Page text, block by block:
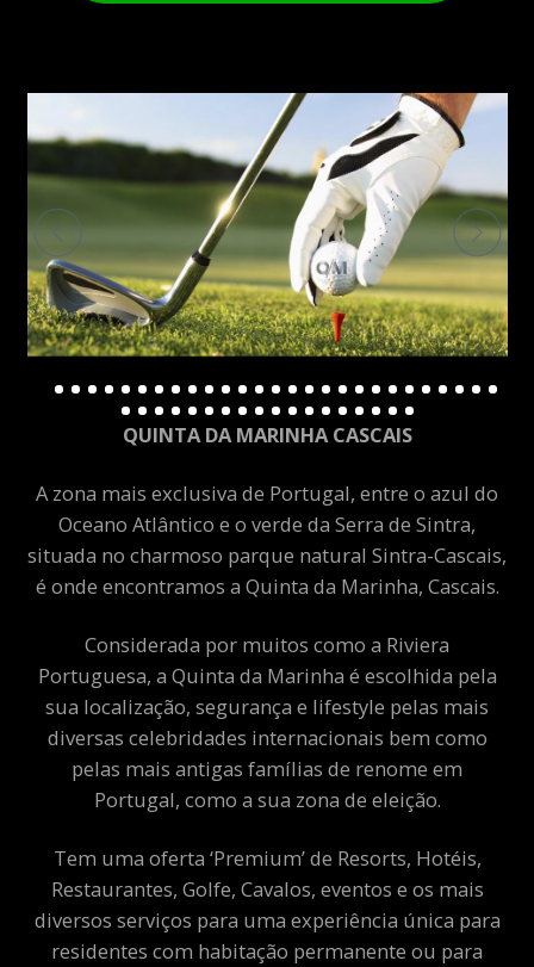
QUINTA DA MARINHA CASCAIS
A zona mais exclusiva de Portugal, entre o azul do
Oceano Atlântico e o verde da Serra de Sintra,
situada no charmoso parque natural Sintra-Cascais,
é onde encontramos a Quinta da Marinha, Cascais.
Considerada por muitos como a Riviera
Portuguesa, a Quinta da Marinha é escolhida pela
sua localização, segurança e lifestyle pelas mais
diversas celebridades internacionais bem como
pelas mais antigas famílias de renome em
Portugal, como a sua zona de eleição.
Tem uma oferta ‘Premium’ de Resorts, Hotéis,
Restaurantes, Golfe, Cavalos, eventos e os mais
diversos serviços para uma experiência única para
residentes com habitação permanente ou para